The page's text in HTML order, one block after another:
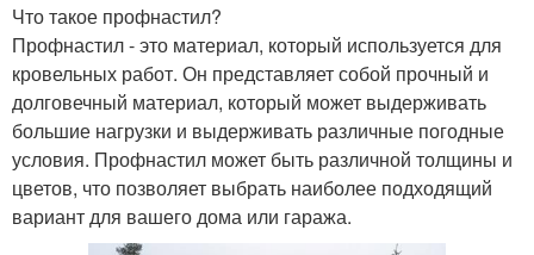
Что такое профнастил?
Профнастил - это материал, который используется для
кровельных работ. Он представляет собой прочный и
долговечный материал, который может выдерживать
большие нагрузки и выдерживать различные погодные
условия. Профнастил может быть различной толщины и
цветов, что позволяет выбрать наиболее подходящий
вариант для вашего дома или гаража.